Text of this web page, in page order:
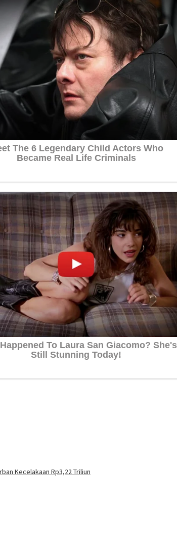
Kecelakaan Rp3,22 Triliun